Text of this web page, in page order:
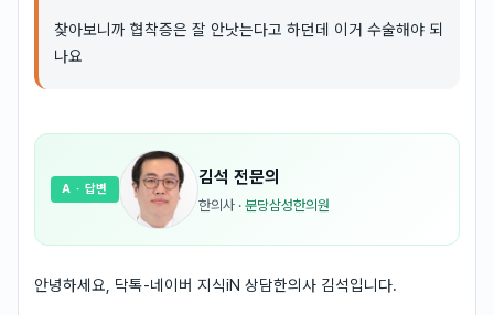
찾아보니까 협착증은 잘 안낫는다고 하던데 이거 수술해야 되
나요
김석 전문의
한의사 · 분당삼성한의원
A · 답변
안녕하세요, 닥톡-네이버 지식iN 상담한의사 김석입니다.